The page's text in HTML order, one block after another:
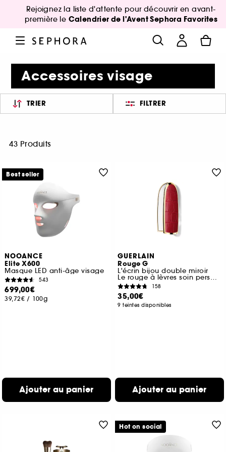
Rejoignez la liste d'attente pour découvrir en avant-
première le Calendrier de l'Avent Sephora Favorites
Accessoires visage
TRIER FILTRER
43 Produits
NOOANCE
Elite X600
Masque LED anti-âge visage
543
699,00€
39,72€ / 100g
Ajouter au panier
Best seller
GUERLAIN
Rouge G
L'écrin bijou double miroir
Le rouge à lèvres soin personnalisable
158
35,00€
9 teintes disponibles
Ajouter au panier
Hot on social